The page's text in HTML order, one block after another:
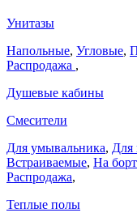
Унитазы
Напольные, Угловые,
Распродажа ,
Душевые кабины
Смесители
Для умывальника, Для
Встраиваемые, На
Распродажа,
Теплые полы